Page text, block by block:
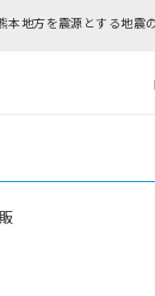
本地方を震源とする地震